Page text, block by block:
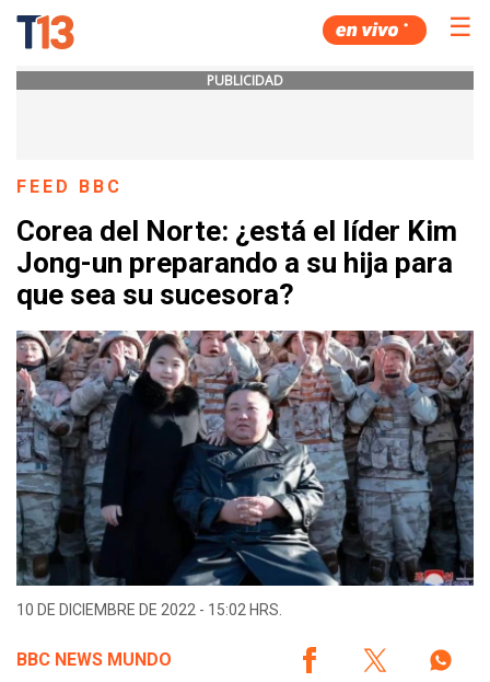
☰
PUBLICIDAD
FEED BBC
Corea del Norte: ¿está el líder Kim
Jong-un preparando a su hija para
que sea su sucesora?
10 DE DICIEMBRE DE 2022 - 15:02 HRS.
BBC NEWS MUNDO